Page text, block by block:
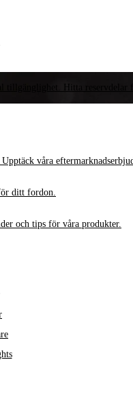
tillgänglighet. Hitta reservdelar
våra
ditt fordon.
och tips för våra produkter.